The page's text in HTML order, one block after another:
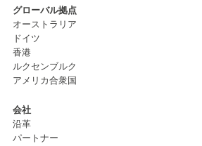
グローバル拠点
オーストラリア
ドイツ
香港
ルクセンブルク
アメリカ合衆国
会社
沿革
パートナー